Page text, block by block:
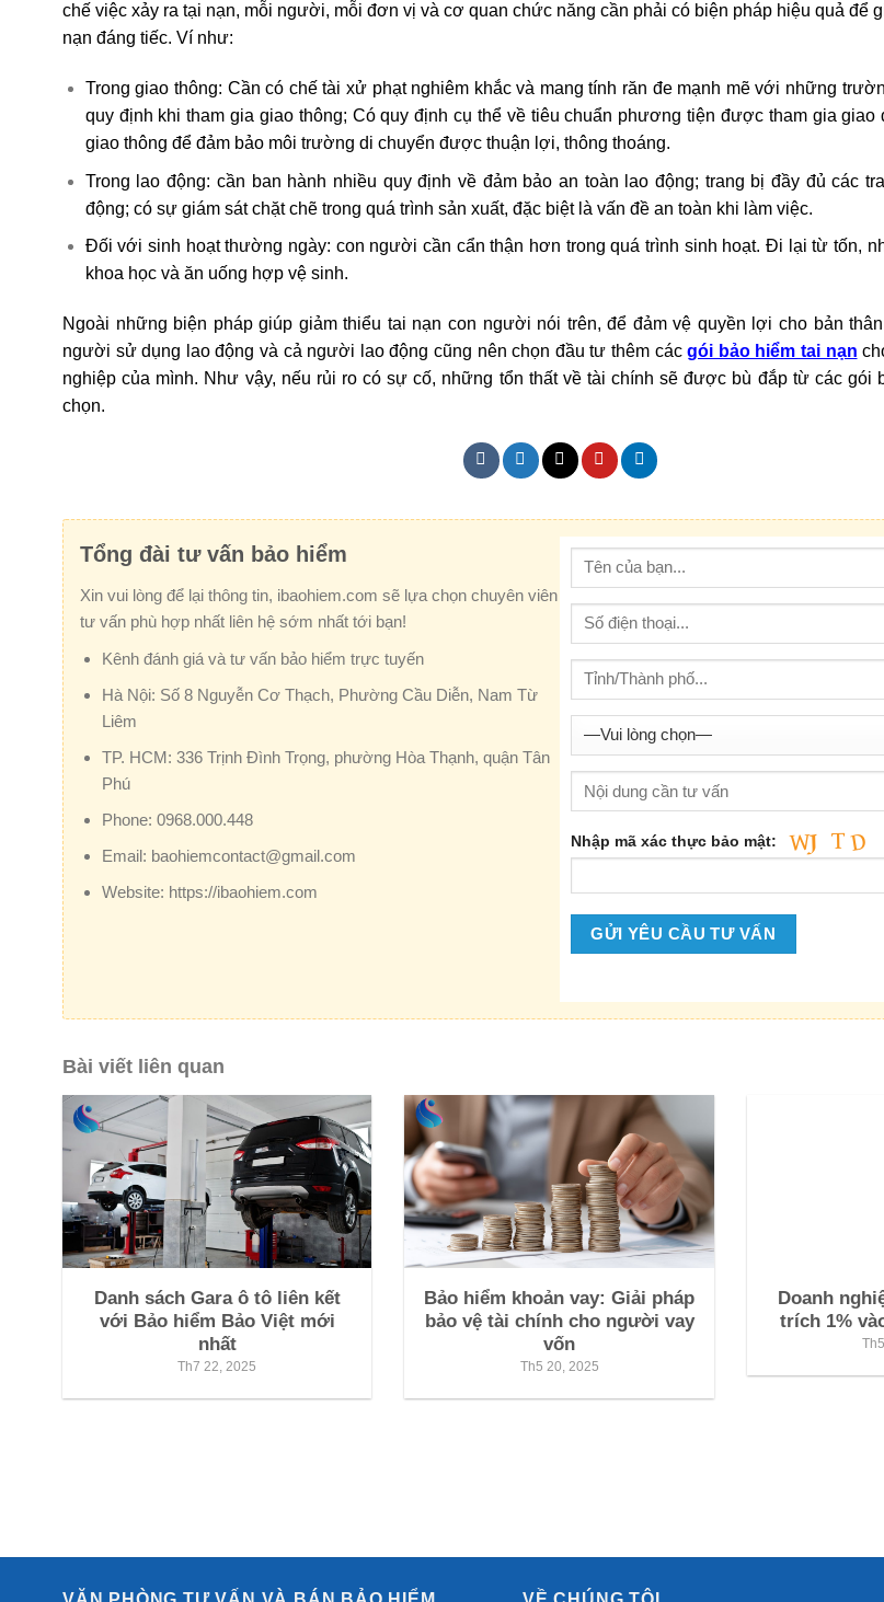
chế việc xảy ra tại nạn, mỗi người, mỗi đơn vị và cơ quan chức năng cần phải có biện pháp hiệu quả để
nạn đáng tiếc. Ví như:
Trong giao thông: Cần có chế tài xử phạt nghiêm khắc và mang tính răn đe mạnh mẽ với những
quy định khi tham gia giao thông; Có quy định cụ thể về tiêu chuẩn phương tiện được tham gia giao
giao thông để đảm bảo môi trường di chuyển được thuận lợi, thông thoáng.
Trong lao động: cần ban hành nhiều quy định về đảm bảo an toàn lao động; trang bị đầy đủ các
động; có sự giám sát chặt chẽ trong quá trình sản xuất, đặc biệt là vấn đề an toàn khi làm việc.
Đối với sinh hoạt thường ngày: con người cần cẩn thận hơn trong quá trình sinh hoạt. Đi lại từ tốn,
khoa học và ăn uống hợp vệ sinh.
Ngoài những biện pháp giúp giảm thiểu tai nạn con người nói trên, để đảm vệ quyền lợi cho bản
người sử dụng lao động và cả người lao động cũng nên chọn đầu tư thêm cácgói bảo hiểm tai nạn
nghiệp của mình. Như vậy, nếu rủi ro có sự cố, những tổn thất về tài chính sẽ được bù đắp từ các gói
chọn.
Tổng đài tư vấn bảo hiểm
Xin vui lòng để lại thông tin, ibaohiem.com sẽ lựa chọn chuyên viên
tư vấn phù hợp nhất liên hệ sớm nhất tới bạn!
Kênh đánh giá và tư vấn bảo hiểm trực tuyến
Hà Nội: Số 8 Nguyễn Cơ Thạch, Phường Cầu Diễn, Nam Từ
Liêm
TP. HCM: 336 Trịnh Đình Trọng, phường Hòa Thạnh, quận Tân
Phú
Phone: 0968.000.448
Email: baohiemcontact@gmail.com
Website: https://ibaohiem.com
Nhập mã xác thực bảo mật:
Bài viết liên quan
Danh sách Gara ô tô liên kết
với Bảo hiểm Bảo Việt mới
nhất
Th7 22, 2025
Bảo hiểm khoản vay: Giải pháp
bảo vệ tài chính cho người vay
vốn
Th5 20, 2025
Doanh
trích 1%